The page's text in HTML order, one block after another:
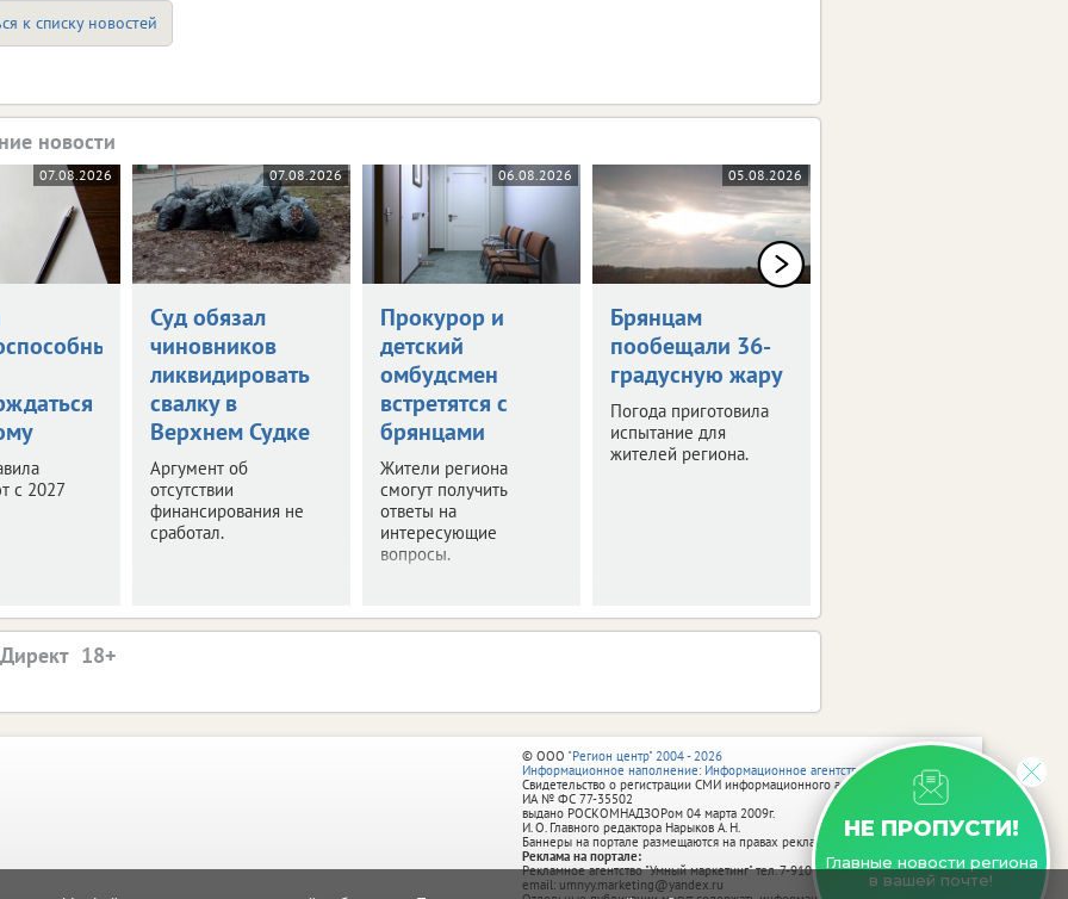
к списку новостей
новости
07.08.2026
с 2027
07.08.2026
Суд обязал
чиновников
ликвидировать
свалку в
Верхнем Судке
Аргумент об
отсутствии
финансирования не
сработал.
06.08.2026
Прокурор и
детский
омбудсмен
встретятся с
брянцами
Жители региона
смогут получить
ответы на
интересующие
вопросы.
05.08.2026
Брянцам
пообещали 36-
градусную жару
Погода приготовила
испытание для
жителей региона.
НЕ ПРОПУСТИ!
Главные новости региона
в вашей почте!
© ООО "Регион центр" 2004 - 2026
Информационное наполнение: Информационное агентство vRossii.ru
Свидетельство о регистрации СМИ информационного агентства vRossii.ru
ИА № ФС 77‑35502
выдано РОСКОМНАДЗОРом 04 марта 2009г.
И. О. Главного редактора Нарыков А. Н.
Баннеры на портале размещаются на правах рекламы.
Реклама на портале:
Рекламное агентство "Умный маркетинг" тел. 7-910-267-70-40,
email: umnyy.marketing@yandex.ru